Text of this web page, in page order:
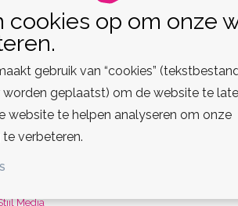
Media
cookies op om onze
gebruik van “cookies”
geplaatst) om de website te
website te helpen analyseren om onze
verbeteren.